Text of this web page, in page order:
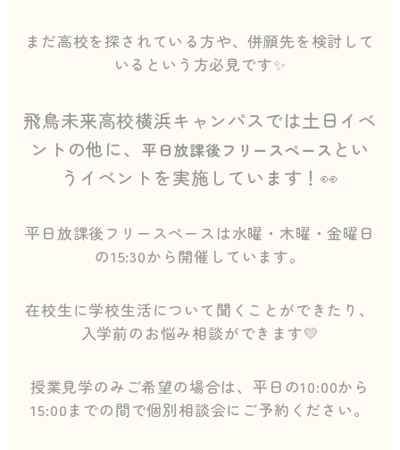
まだ高校を探されている方や、併願先を検討して
いるという方必見です✨
飛鳥未来高校横浜キャンパスでは土日イベ
ントの他に、 平日放課後フリースペース とい
うイベントを実施しています！👀
平日放課後フリースペースは水曜・木曜・金曜日
の15:30から開催しています。
在校生に学校生活について聞くことができたり、
入学前のお悩み相談ができます💛
授業見学のみご希望の場合は、平日の10:00から
15:00までの間で個別相談会にご予約ください。